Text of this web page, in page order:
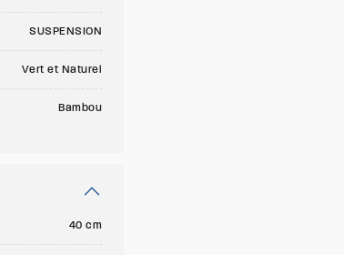
SUSPENSION
Vert et Naturel
Bambou
40 cm